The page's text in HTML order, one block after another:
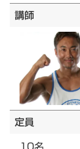
講師
定員